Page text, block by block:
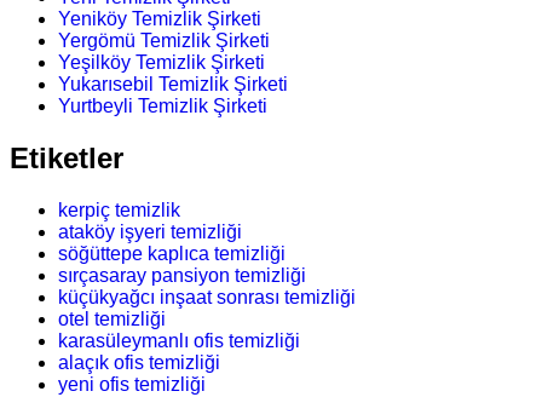
Yeniköy Temizlik Şirketi
Yergömü Temizlik Şirketi
Yeşilköy Temizlik Şirketi
Yukarısebil Temizlik Şirketi
Yurtbeyli Temizlik Şirketi
Etiketler
kerpiç temizlik
ataköy işyeri temizliği
söğüttepe kaplıca temizliği
sırçasaray pansiyon temizliği
küçükyağcı inşaat sonrası temizliği
otel temizliği
karasüleymanlı ofis temizliği
alaçık ofis temizliği
yeni ofis temizliği